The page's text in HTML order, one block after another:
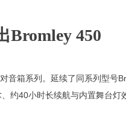
Bromley 450
音箱系列。延续了同系列型号
约40小时长续航与内置舞台灯